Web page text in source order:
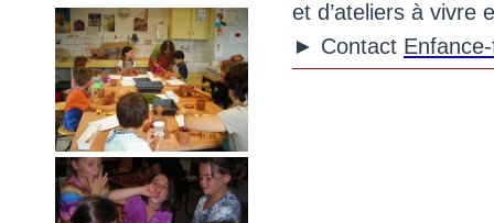
et d’ateliers à vivre
► Contact